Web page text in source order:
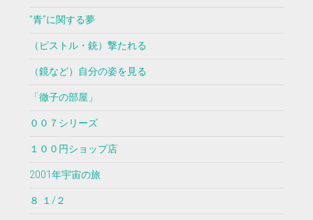
”青”に関する夢
（ピストル・銃）撃たれる
（鏡など）自分の姿を見る
「徹子の部屋」
００７シリーズ
１００円ショップ店
2001年宇宙の旅
８ １/２